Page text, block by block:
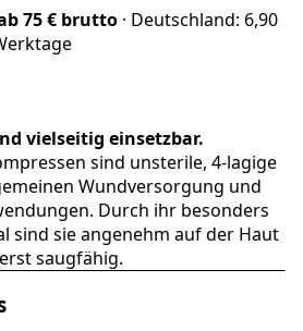
75 € brutto · Deutschland: 6,90
vielseitig einsetzbar.
sind unsterile, 4-lagige
Wundversorgung und
Durch ihr besonders
sind sie angenehm auf der Haut
saugfähig.